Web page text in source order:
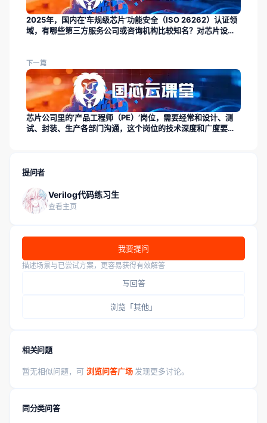
2025年，国内在‘车规级芯片’功能安全（ISO 26262）认证领
域，有哪些第三方服务公司或咨询机构比较知名？对芯片设计
下一篇
芯片公司里的‘产品工程师（PE）’岗位，需要经常和设计、测
试、封装、生产各部门沟通，这个岗位的技术深度和广度要求
提问者
Verilog代码练习生
查看主页
我要提问
描述场景与已尝试方案，更容易获得有效解答
写回答
浏览「其他」
相关问题
暂无相似问题，可 浏览问答广场 发现更多讨论。
同分类问答